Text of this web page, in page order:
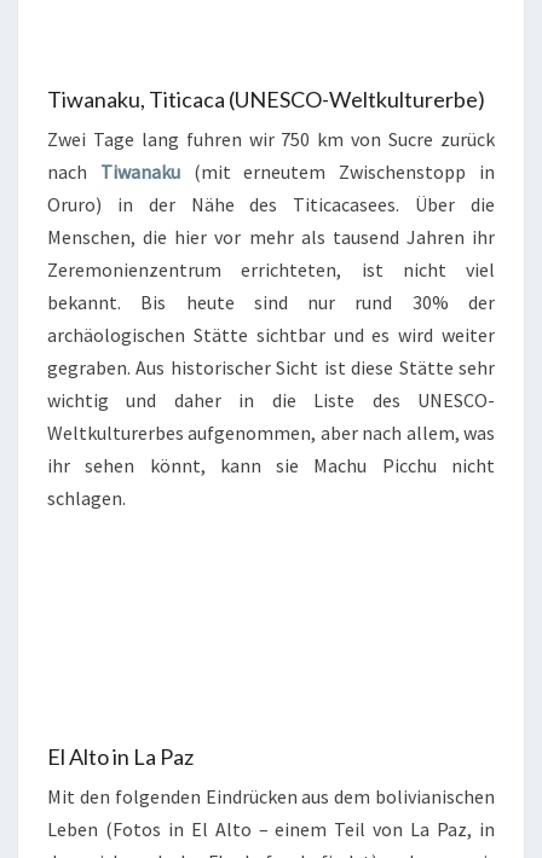
Tiwanaku, Titicaca (UNESCO-Weltkulturerbe)
Zwei Tage lang fuhren wir 750 km von Sucre zurück
nach Tiwanaku
(mit erneutem Zwischenstopp in
Oruro) in der Nähe des Titicacasees. Über die
Menschen, die hier vor mehr als tausend Jahren ihr
Zeremonienzentrum errichteten, ist nicht viel
bekannt. Bis heute sind nur rund 30% der
archäologischen Stätte sichtbar und es wird weiter
gegraben. Aus historischer Sicht ist diese Stätte sehr
wichtig und daher in die Liste des UNESCO-
Weltkulturerbes aufgenommen, aber nach allem, was
ihr sehen könnt, kann sie Machu Picchu nicht
schlagen.
El Alto in La Paz
Mit den folgenden Eindrücken aus dem bolivianischen
Leben (Fotos in El Alto – einem Teil von La Paz, in